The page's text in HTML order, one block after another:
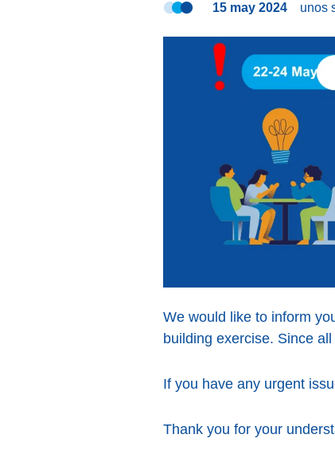
15 may 2024 unos
We would like to inform
building exercise. Since
If you have any urgent
Thank you for your